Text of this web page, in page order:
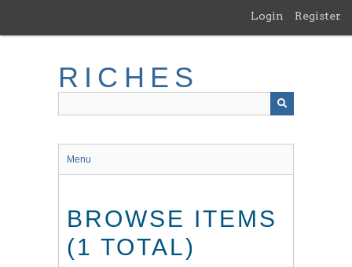
main
Login Register
RICHES
Menu
BROWSE ITEMS
(1 TOTAL)